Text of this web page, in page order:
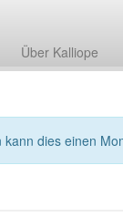
Über Kalliope
dies einen